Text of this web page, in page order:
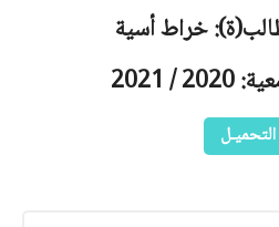
خراط أسية
/ 2021
التحميـل